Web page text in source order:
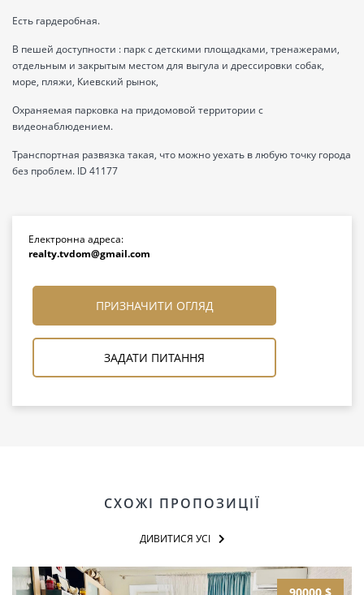
Есть гардеробная.
В пешей доступности : парк с детскими площадками, тренажерами,
отдельным и закрытым местом для выгула и дрессировки собак,
море, пляжи, Киевский рынок,
Охраняемая парковка на придомовой территории с
видеонаблюдением.
Транспортная развязка такая, что можно уехать в любую точку города
без проблем. ID 41177
Електронна адреса:
realty.tvdom@gmail.com
ПРИЗНАЧИТИ ОГЛЯД
ЗАДАТИ ПИТАННЯ
СХОЖІ ПРОПОЗИЦІЇ
ДИВИТИСЯ УСІ
90000 $